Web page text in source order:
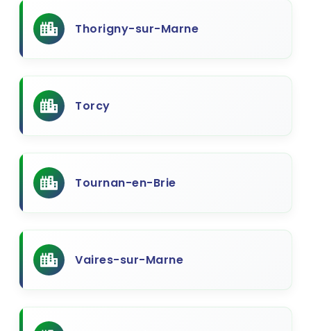
Thorigny-sur-Marne
Torcy
Tournan-en-Brie
Vaires-sur-Marne